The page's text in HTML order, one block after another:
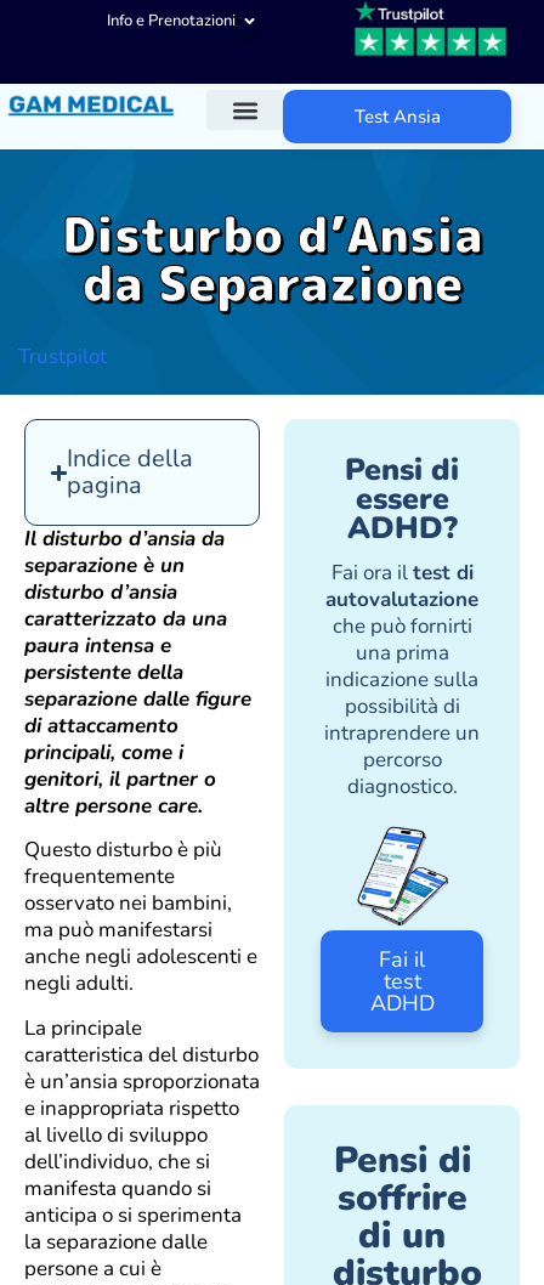
Info e Prenotazioni
Test Ansia
Disturbo d’Ansia
da Separazione
Trustpilot
Indice della
pagina
Il disturbo d’ansia da
separazione è un
disturbo d’ansia
caratterizzato da una
paura intensa e
persistente della
separazione dalle figure
di attaccamento
principali, come i
genitori, il partner o
altre persone care.
Questo disturbo è più
frequentemente
osservato nei bambini,
ma può manifestarsi
anche negli adolescenti e
negli adulti.
La principale
caratteristica del disturbo
è un’ansia sproporzionata
e inappropriata rispetto
al livello di sviluppo
dell’individuo, che si
manifesta quando si
anticipa o si sperimenta
la separazione dalle
persone a cui è
Pensi di
essere
ADHD?
Fai ora iltest di
autovalutazione
che può fornirti
una prima
indicazione sulla
possibilità di
intraprendere un
percorso
diagnostico.
Fai il
test
ADHD
Pensi di
soffrire
di un
disturbo